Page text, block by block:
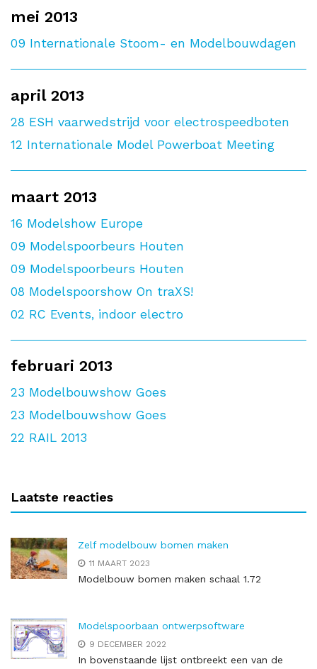
mei 2013
09 Internationale Stoom- en Modelbouwdagen
april 2013
28 ESH vaarwedstrijd voor electrospeedboten
12 Internationale Model Powerboat Meeting
maart 2013
16 Modelshow Europe
09 Modelspoorbeurs Houten
09 Modelspoorbeurs Houten
08 Modelspoorshow On traXS!
02 RC Events, indoor electro
februari 2013
23 Modelbouwshow Goes
23 Modelbouwshow Goes
22 RAIL 2013
Laatste reacties
Zelf modelbouw bomen maken
11 MAART 2023
Modelbouw bomen maken schaal 1.72
Modelspoorbaan ontwerpsoftware
9 DECEMBER 2022
In bovenstaande lijst ontbreekt een van de